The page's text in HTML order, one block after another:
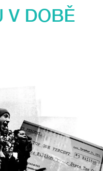
V DOBĚ